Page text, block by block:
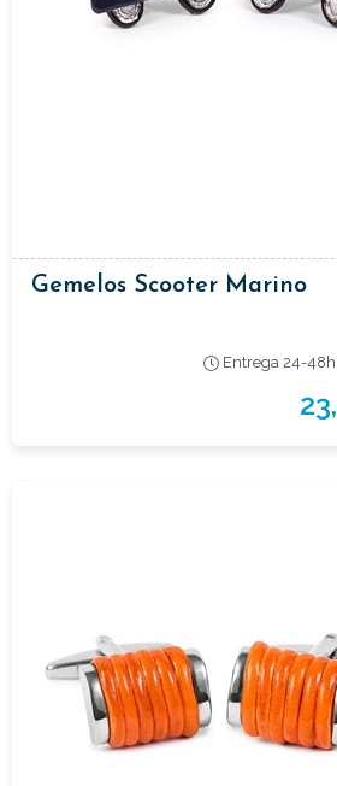
Gemelos Scooter Marino
Entrega 24-48h
23,